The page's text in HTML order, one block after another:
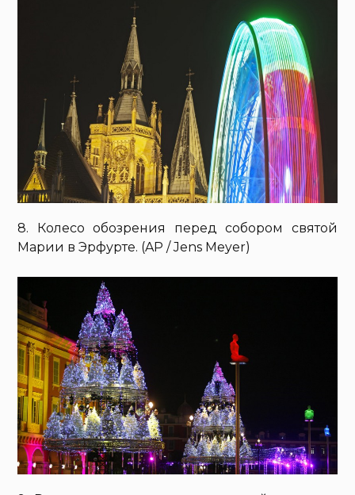
8. Колесо обозрения перед собором святой
Марии в Эрфурте. (AP / Jens Meyer)